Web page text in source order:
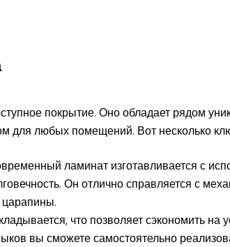
покрытие. Оно обладает рядом
для любых помещений. Вот несколько
ламинат изготавливается с
Он отлично справляется с
что позволяет сэкономить на
вы сможете самостоятельно